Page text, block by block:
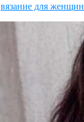
вязание для женщин